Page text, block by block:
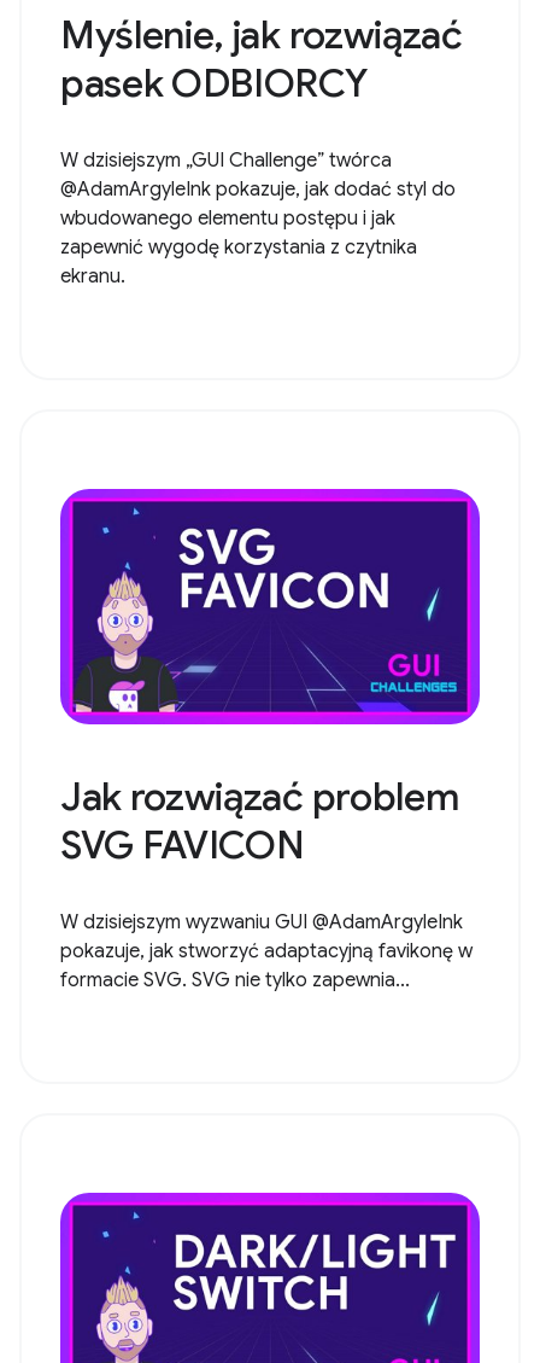
Myślenie, jak rozwiązać
pasek ODBIORCY
W dzisiejszym „GUI Challenge” twórca
@AdamArgyleInk pokazuje, jak dodać styl do
wbudowanego elementu postępu i jak
zapewnić wygodę korzystania z czytnika
ekranu.
Jak rozwiązać problem
SVG FAVICON
W dzisiejszym wyzwaniu GUI @AdamArgyleInk
pokazuje, jak stworzyć adaptacyjną favikonę w
formacie SVG. SVG nie tylko zapewnia...